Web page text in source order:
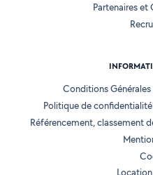
Partenaires et
Conditions
Politique de
Référencement, classement